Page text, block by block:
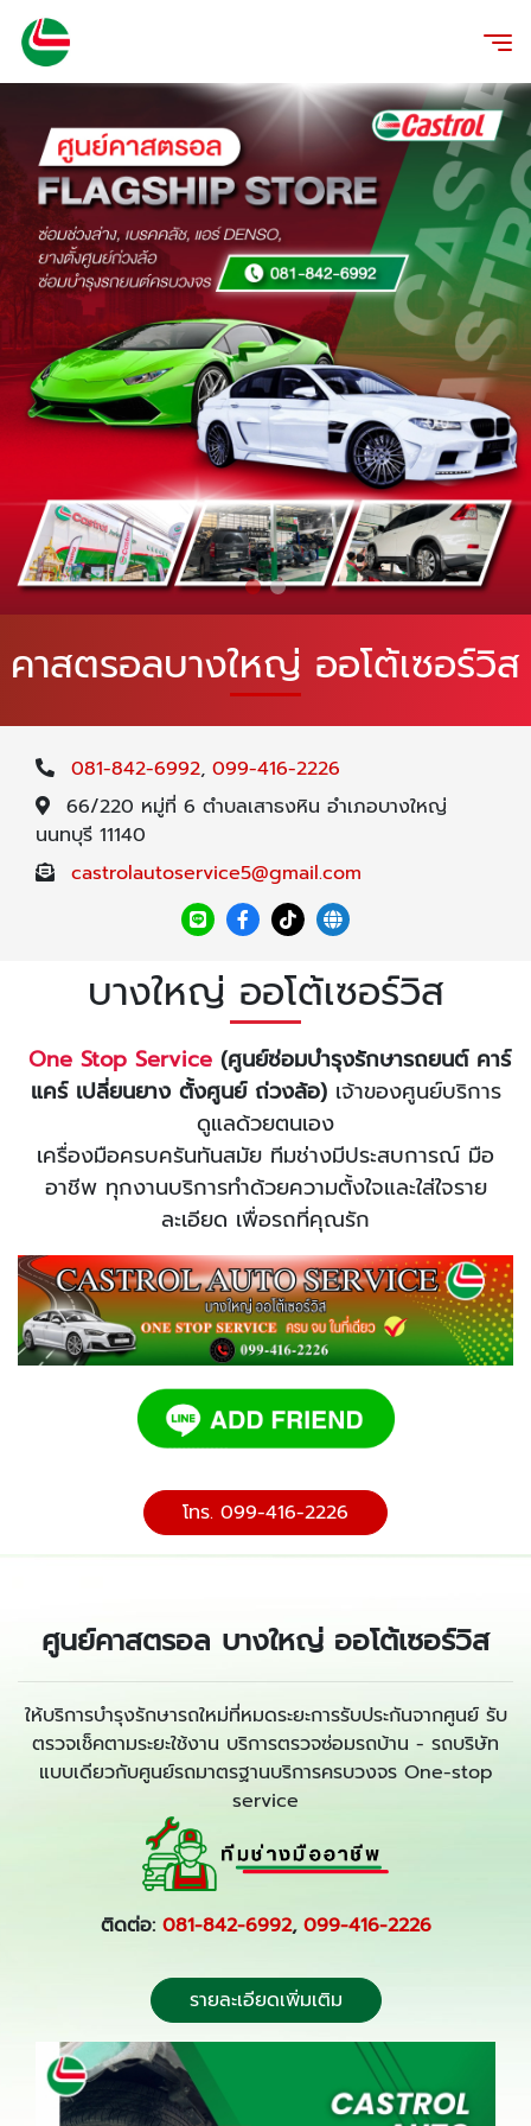
คาสตรอลบางใหญ่ ออโต้เซอร์วิส
081-842-6992, 099-416-2226
66/220 หมู่ที่ 6 ตำบลเสาธงหิน อำเภอบางใหญ่
นนทบุรี 11140
castrolautoservice5@gmail.com
บางใหญ่ ออโต้เซอร์วิส
One Stop Service (ศูนย์ซ่อมบำรุงรักษารถยนต์ คาร์
แคร์ เปลี่ยนยาง ตั้งศูนย์ ถ่วงล้อ) เจ้าของศูนย์บริการ
ดูแลด้วยตนเอง
เครื่องมือครบครันทันสมัย ทีมช่างมีประสบการณ์ มือ
อาชีพ ทุกงานบริการทำด้วยความตั้งใจและใส่ใจราย
ละเอียด เพื่อรถที่คุณรัก
โทร. 099-416-2226
ศูนย์คาสตรอล บางใหญ่ ออโต้เซอร์วิส
ให้บริการบำรุงรักษารถใหม่ที่หมดระยะการรับประกันจากศูนย์ รับ
ตรวจเช็คตามระยะใช้งาน บริการตรวจซ่อมรถบ้าน - รถบริษัท
แบบเดียวกับศูนย์รถมาตรฐานบริการครบวงจร One-stop
service
ติดต่อ: 081-842-6992, 099-416-2226
รายละเอียดเพิ่มเติม